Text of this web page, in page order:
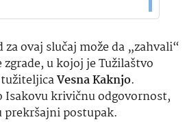
ovaj slučaj može da „zahvali“
u kojoj je Tužilaštvo
Vesna Kaknjo.
Isakovu krivičnu odgovornost,
prekršajni postupak.